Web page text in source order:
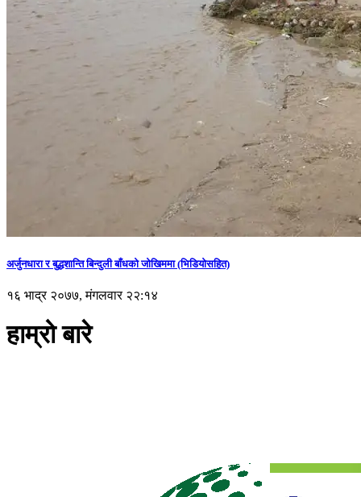
अर्जुनधारा र बुद्धशान्ति बिन्दुली बाँधको जोखिममा (भिडियाेसहित)
१६ भाद्र २०७७, मंगलवार २२:१४
हाम्रो बारे